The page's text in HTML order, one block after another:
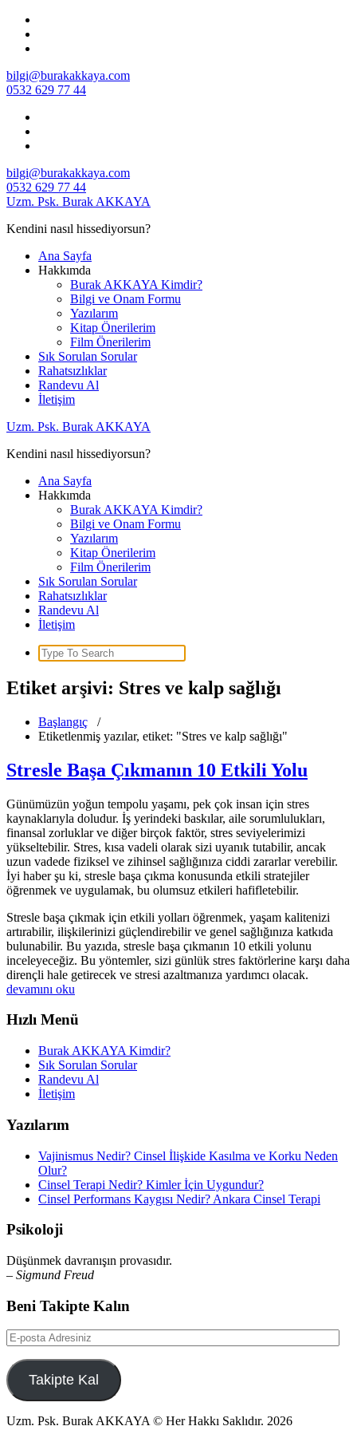
İçeriğe
bilgi@burakakkaya.com
0532 629 77 44
bilgi@burakakkaya.com
0532 629 77 44
Uzm. Psk. Burak AKKAYA
Kendini nasıl hissediyorsun?
Ana Sayfa
Hakkımda
Burak AKKAYA Kimdir?
Bilgi ve Onam Formu
Yazılarım
Kitap Önerilerim
Film Önerilerim
Sık Sorulan Sorular
Rahatsızlıklar
Randevu Al
İletişim
Uzm. Psk. Burak AKKAYA
Kendini nasıl hissediyorsun?
Ana Sayfa
Hakkımda
Burak AKKAYA Kimdir?
Bilgi ve Onam Formu
Yazılarım
Kitap Önerilerim
Film Önerilerim
Sık Sorulan Sorular
Rahatsızlıklar
Randevu Al
İletişim
Search
for:
Etiket arşivi: Stres ve kalp sağlığı
Başlangıç /
Etiketlenmiş yazılar, etiket: "Stres ve kalp sağlığı"
Stresle Başa Çıkmanın 10 Etkili Yolu
Günümüzün yoğun tempolu yaşamı, pek çok insan için stres
kaynaklarıyla doludur. İş yerindeki baskılar, aile sorumlulukları,
finansal zorluklar ve diğer birçok faktör, stres seviyelerimizi
yükseltebilir. Stres, kısa vadeli olarak sizi uyanık tutabilir, ancak
uzun vadede fiziksel ve zihinsel sağlığınıza ciddi zararlar verebilir.
İyi haber şu ki, stresle başa çıkma konusunda etkili stratejiler
öğrenmek ve uygulamak, bu olumsuz etkileri hafifletebilir.
Stresle başa çıkmak için etkili yolları öğrenmek, yaşam kalitenizi
artırabilir, ilişkilerinizi güçlendirebilir ve genel sağlığınıza katkıda
bulunabilir. Bu yazıda, stresle başa çıkmanın 10 etkili yolunu
inceleyeceğiz. Bu yöntemler, sizi günlük stres faktörlerine karşı daha
dirençli hale getirecek ve stresi azaltmanıza yardımcı olacak.
devamını oku
Hızlı Menü
Burak AKKAYA Kimdir?
Sık Sorulan Sorular
Randevu Al
İletişim
Yazılarım
Vajinismus Nedir? Cinsel İlişkide Kasılma ve Korku Neden
Olur?
Cinsel Terapi Nedir? Kimler İçin Uygundur?
Cinsel Performans Kaygısı Nedir? Ankara Cinsel Terapi
Psikoloji
Düşünmek davranışın provasıdır.
– Sigmund Freud
Beni Takipte Kalın
E-
posta
Adresiniz
Takipte Kal
Uzm. Psk. Burak AKKAYA © Her Hakkı Saklıdır. 2026